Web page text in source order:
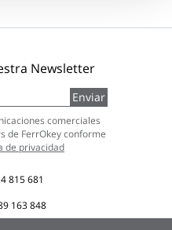
Newsletter
Enviar
comerciales
de FerrOkey conforme
de privacidad
815 681
163 848